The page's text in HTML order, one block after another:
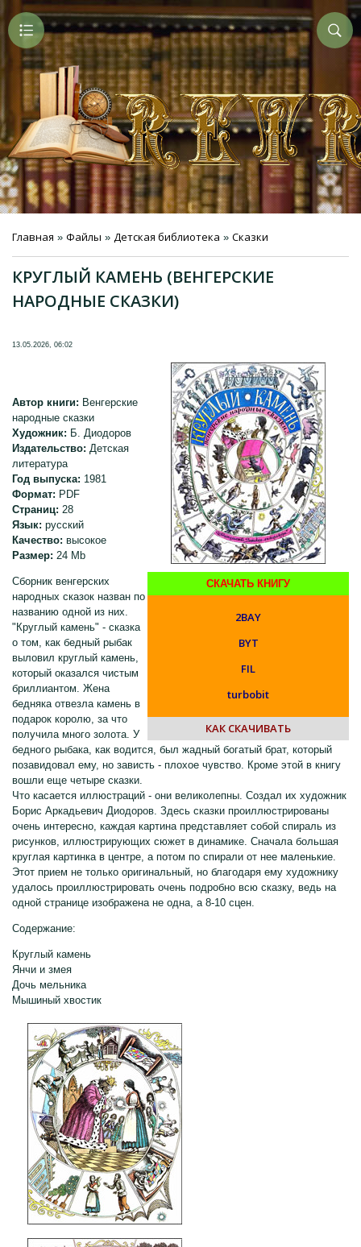
Главная » Файлы » Детская библиотека » Сказки
КРУГЛЫЙ КАМЕНЬ (ВЕНГЕРСКИЕ
НАРОДНЫЕ СКАЗКИ)
13.05.2026, 06:02
СКАЧАТЬ КНИГУ
2BAY
BYT
FIL
turbobit
КАК СКАЧИВАТЬ
Автор книги: Венгерские
народные сказки
Художник: Б. Диодоров
Издательство: Детская
литература
Год выпуска: 1981
Формат: PDF
Страниц: 28
Язык: русский
Качество: высокое
Размер: 24 Mb
Сборник венгерских
народных сказок назван по
названию одной из них.
"Круглый камень" - сказка
о том, как бедный рыбак
выловил круглый камень,
который оказался чистым
бриллиантом. Жена
бедняка отвезла камень в
подарок королю, за что
получила много золота. У
бедного рыбака, как водится, был жадный богатый брат, который
позавидовал ему, но зависть - плохое чувство. Кроме этой в книгу
вошли еще четыре сказки.
Что касается иллюстраций - они великолепны. Создал их художник
Борис Аркадьевич Диодоров. Здесь сказки проиллюстрированы
очень интересно, каждая картина представляет собой спираль из
рисунков, иллюстрирующих сюжет в динамике. Сначала большая
круглая картинка в центре, а потом по спирали от нее маленькие.
Этот прием не только оригинальный, но благодаря ему художнику
удалось проиллюстрировать очень подробно всю сказку, ведь на
одной странице изображена не одна, а 8-10 сцен.
Содержание:
Круглый камень
Янчи и змея
Дочь мельника
Мышиный хвостик